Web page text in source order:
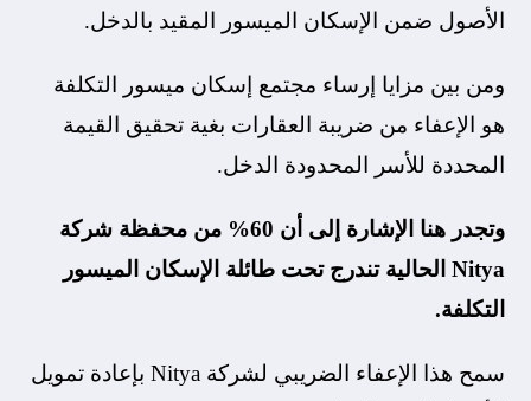
الأصول ضمن الإسكان الميسور المقيد بالدخل.
ومن بين مزايا إرساء مجتمع إسكان ميسور التكلفة
هو الإعفاء من ضريبة العقارات بغية تحقيق القيمة
المحددة للأسر المحدودة الدخل.
وتجدر هنا الإشارة إلى أن
60% من محفظة شركة
Nitya الحالية تندرج تحت طائلة الإسكان الميسور
التكلفة.
سمح هذا الإعفاء الضريبي لشركة Nitya بإعادة تمويل